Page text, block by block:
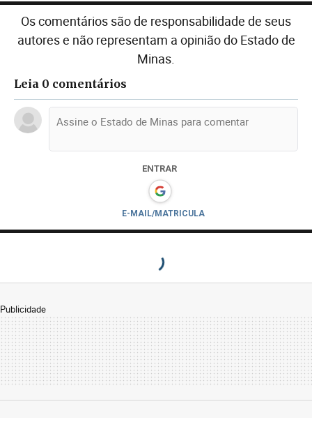
Os comentários são de responsabilidade de seus
autores e não representam a opinião do Estado de
Minas.
Leia 0 comentários
ENTRAR
E-MAIL/MATRICULA
Publicidade